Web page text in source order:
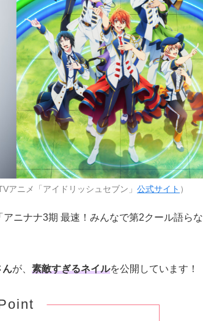
アニメ「アイドリッシュセブン」 公式サイト ）
ニナナ3期 最速！みんなで第2クール語らな
んが、 素敵すぎるネイルを公開しています！